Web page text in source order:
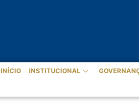
INÍCIO INSTITUCIONAL